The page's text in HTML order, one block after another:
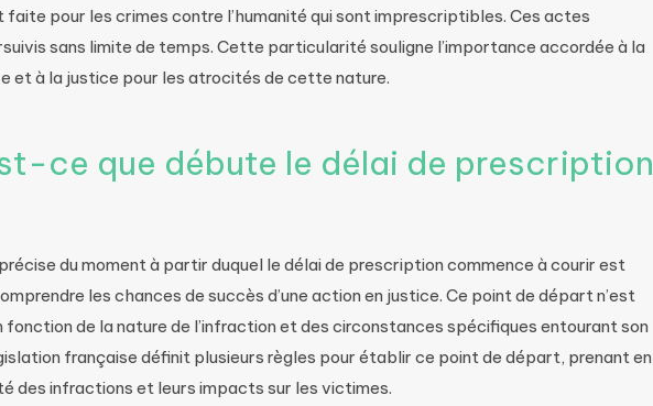
faite pour les crimes contre l’humanité qui sont imprescriptibles. Ces actes
sans limite de temps. Cette particularité souligne l’importance accordée à la
et à la justice pour les atrocités de cette nature.
ce que débute le délai de prescription
du moment à partir duquel le délai de prescription commence à courir est
les chances de succès d’une action en justice. Ce point de départ n’est
fonction de la nature de l’infraction et des circonstances spécifiques entourant son
française définit plusieurs règles pour établir ce point de départ, prenant en
des infractions et leurs impacts sur les victimes.